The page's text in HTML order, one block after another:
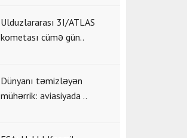
Ulduzlararası 3I/ATLAS
kometası cümə gün..
Dünyanı təmizləyən
mühərrik: aviasiyada ..